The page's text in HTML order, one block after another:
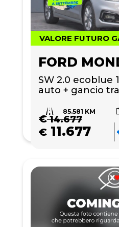
VALORE FUTURO
FORD
SW 2.0 ecoblue
auto + gancio
85.581 KM
€14.677
€ 11.677